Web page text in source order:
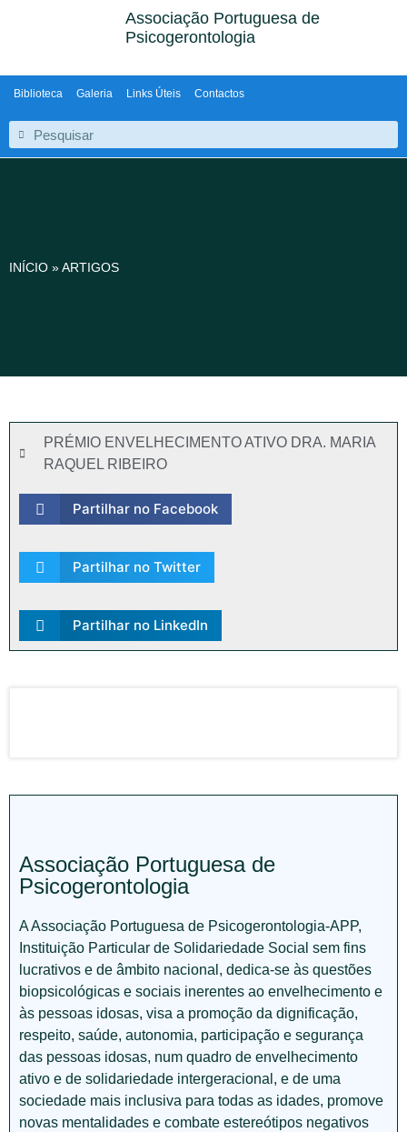
Associação Portuguesa de
Psicogerontologia
Biblioteca Galeria Links Úteis Contactos
INÍCIO »ARTIGOS
PRÉMIO ENVELHECIMENTO ATIVO DRA. MARIA
RAQUEL RIBEIRO
Partilhar no Facebook
Partilhar no Twitter
Partilhar no LinkedIn
Associação Portuguesa de
Psicogerontologia
A Associação Portuguesa de Psicogerontologia-APP,
Instituição Particular de Solidariedade Social sem fins
lucrativos e de âmbito nacional, dedica-se às questões
biopsicológicas e sociais inerentes ao envelhecimento e
às pessoas idosas, visa a promoção da dignificação,
respeito, saúde, autonomia, participação e segurança
das pessoas idosas, num quadro de envelhecimento
ativo e de solidariedade intergeracional, e de uma
sociedade mais inclusiva para todas as idades, promove
novas mentalidades e combate estereótipos negativos